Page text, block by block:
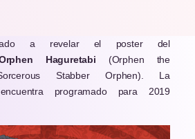
a revelar el poster del
Haguretabi (Orphen the
Stabber Orphen) . La
programado para 2019